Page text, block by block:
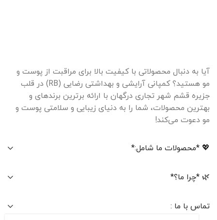
آیا به دنبال محصولاتی با کیفیت بالا برای مراقبت از پوست و
مو هستید؟ کمپانی آرایشی و بهداشتی رضایی (RB) در قلب
جزیره قشم شهر تجاری درگهان با ارائه برترین برندهای و
بهترین محصولات، شما را به دنیای زیبایی و سلامتی پوست و
مو دعوت می‌کند!
💖 *محصولات ما شامل:*
🌿 *چرا ما؟*
تماس با ما :